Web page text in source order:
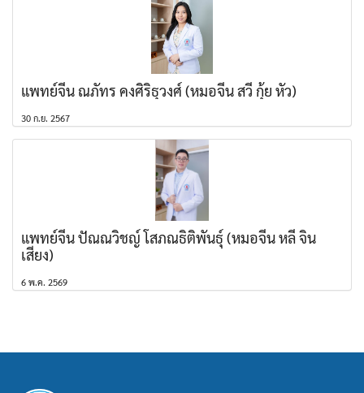
แพทย์จีน ณภัทร คงศิริธุวงศ์ (หมอจีน สวี่ กุ้ย หัว)
30 ก.ย. 2567
แพทย์จีน ปัณณวิชญ์ โสภณธิติพันธุ์ (หมอจีน หลี่ จิน
เสียง)
6 พ.ค. 2569